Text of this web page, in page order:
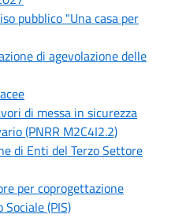
pubblico "Una casa per
di agevolazione delle
di messa in sicurezza
(PNRR M2C4I2.2)
di Enti del Terzo Settore
per coprogettazione
(PIS)